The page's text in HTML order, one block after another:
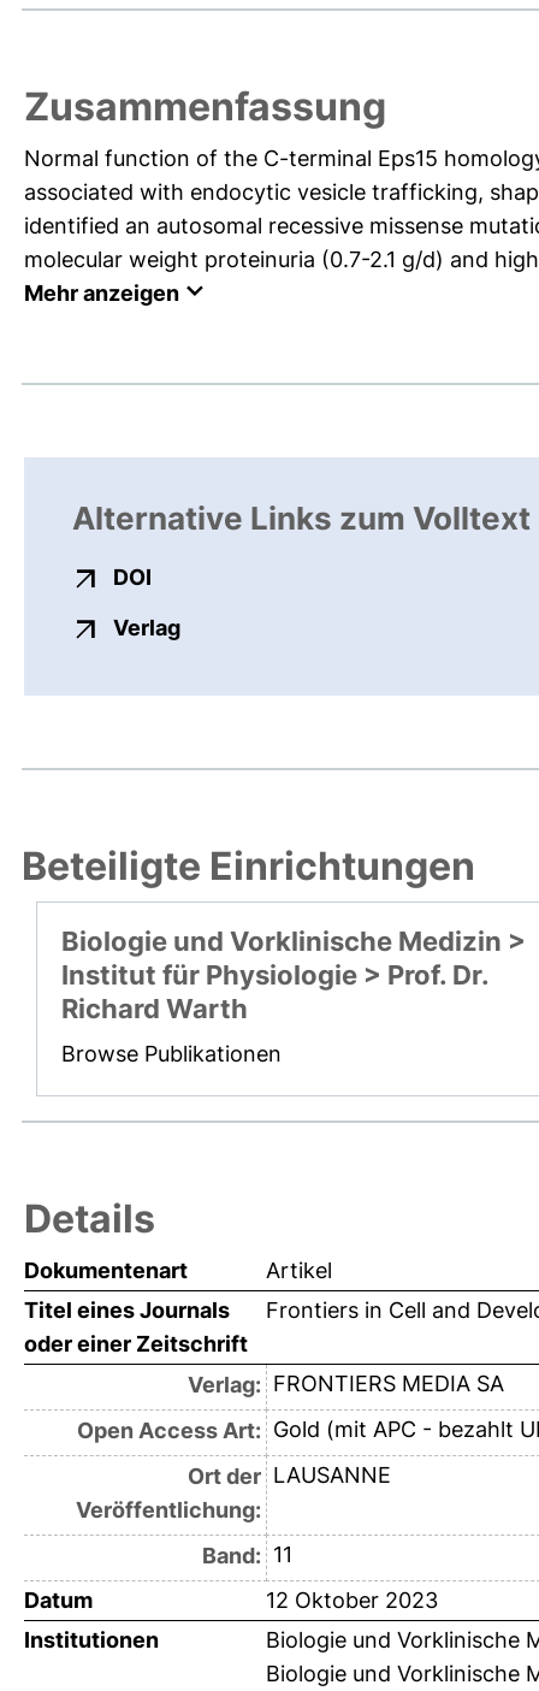
Zusammenfassung
Normal function of the C-terminal Eps15
associated with endocytic vesicle trafficking,
identified an autosomal recessive missense
molecular weight proteinuria (0.7-2.1 g/d) and
Mehr anzeigen
Alternative Links zum Volltext
DOI
Verlagexterner Link, öffnet neues
Beteiligte Einrichtungen
Biologie und Vorklinische Medizin >
Institut für Physiologie > Prof. Dr.
Richard Warth
Browse Publikationen
Details
Dokumentenart
Artikel
Titel eines Journals
oder einer Zeitschrift
Frontiers in Cell and
Verlag: FRONTIERS MEDIA SA
Open Access Art: Gold (mit APC - bezahlt
Ort der
Veröffentlichung:
LAUSANNE
Band: 11
Datum
12 Oktober 2023
Institutionen
Biologie und Vorklinische
Biologie und Vorklinische